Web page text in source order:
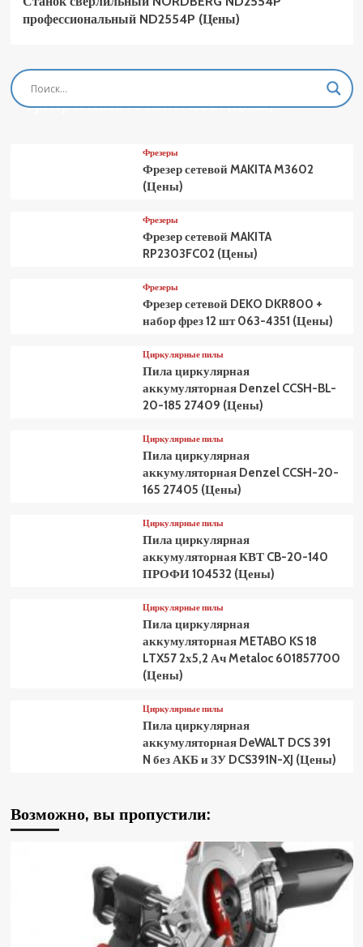
профессиональный ND2554P (Цены)
Фрезеры
Фрезер сетевой MAKITA M3601 (Цены)
Фрезеры
Фрезер сетевой MAKITA M3602
(Цены)
Фрезеры
Фрезер сетевой MAKITA
RP2303FC02 (Цены)
Фрезеры
Фрезер сетевой DEKO DKR800 +
набор фрез 12 шт 063-4351 (Цены)
Циркулярные пилы
Пила циркулярная
аккумуляторная Denzel CCSH-BL-
20-185 27409 (Цены)
Циркулярные пилы
Пила циркулярная
аккумуляторная Denzel CCSH-20-
165 27405 (Цены)
Циркулярные пилы
Пила циркулярная
аккумуляторная КВТ CB-20-140
ПРОФИ 104532 (Цены)
Циркулярные пилы
Пила циркулярная
аккумуляторная METABO KS 18
LTX57 2х5,2 Ач Metaloc 601857700
(Цены)
Циркулярные пилы
Пила циркулярная
аккумуляторная DeWALT DCS 391
N без АКБ и ЗУ DCS391N-XJ (Цены)
Возможно, вы пропустили: